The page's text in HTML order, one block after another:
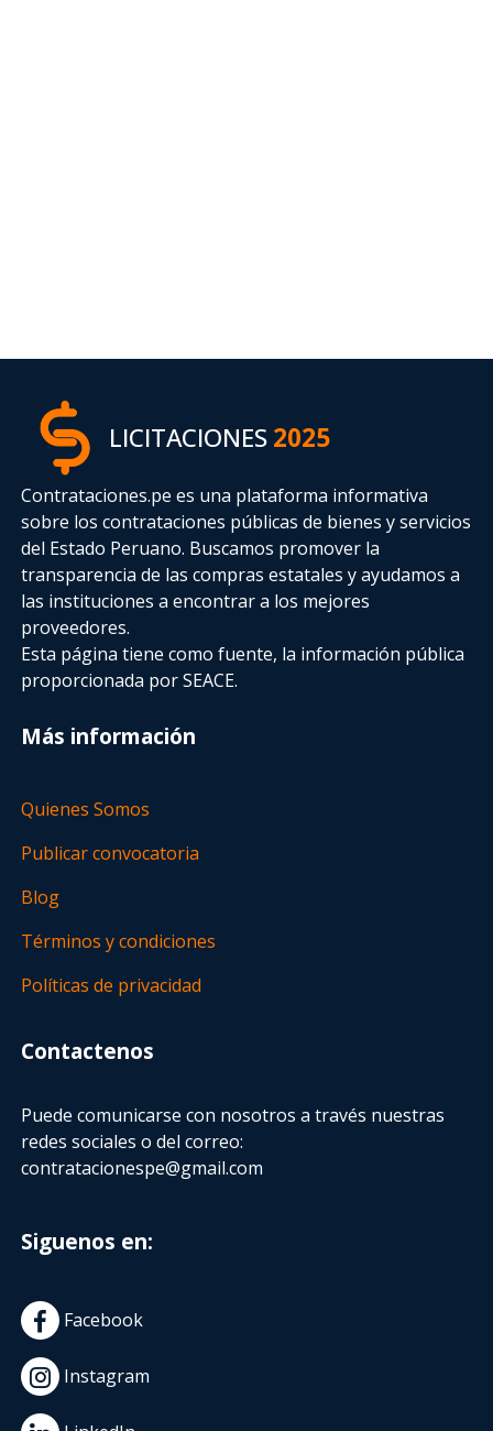
LICITACIONES2025
Contrataciones.pe es una plataforma informativa
sobre los contrataciones públicas de bienes y servicios
del Estado Peruano. Buscamos promover la
transparencia de las compras estatalesy ayudamos a
las instituciones a encontrar a los mejores
proveedores.
Esta página tiene como fuente, la información pública
proporcionada por SEACE.
Más información
Quienes Somos
Publicar convocatoria
Blog
Términos y condiciones
Políticas de privacidad
Contactenos
Puede comunicarse con nosotros a través nuestras
redes sociales o del correo:
contratacionespe@gmail.com
Siguenos en:
Facebook
Instagram